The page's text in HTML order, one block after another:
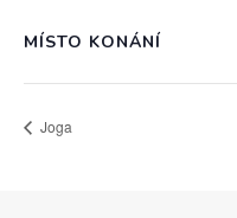
MÍSTO KONÁNÍ
Joga